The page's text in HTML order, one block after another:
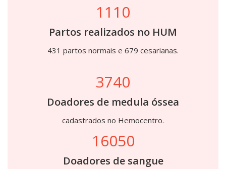
1110
Partos realizados no HUM
431 partos normais e 679 cesarianas.
3740
Doadores de medula óssea
cadastrados no Hemocentro.
16050
Doadores de sangue